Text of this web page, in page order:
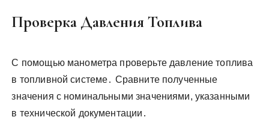
Проверка Давления Топлива
С помощью манометра проверьте давление топлива
в топливной системе․ Сравните полученные
значения с номинальными значениями, указанными
в технической документации․